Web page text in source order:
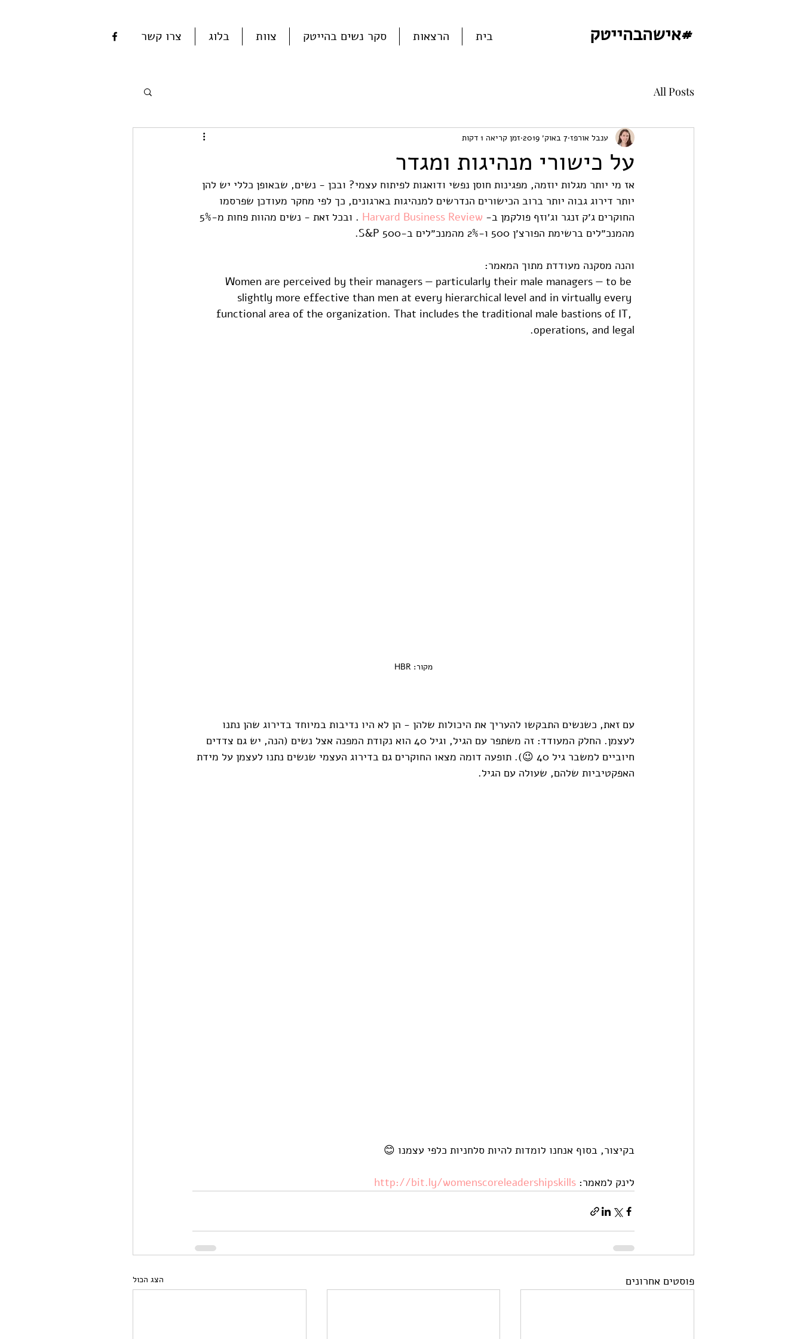
צרו קשר בלוג צוות סקר נשים בהייטק הרצאות בית #אישהבהייטק
All Posts
על כישורי מנהיגות ומגדר
ענבל אורפז 7 באוק׳ 2019 זמן קריאה 1 דקות
אז מי יותר מגלות יוזמה, מפגינות חוסן נפשי ודואגות לפיתוח עצמי? ובכן - נשים, שבאופן כללי יש להן
יותר דירוג גבוה יותר ברוב הכישורים הנדרשים למנהיגות בארגונים, כך לפי מחקר מעודכן שפרסמו
החוקרים ג׳ק זנגר וג׳וזף פולקמן ב- Harvard Business Review
מהמנכ״לים ברשימת הפורצ׳ן 500 ו-2% מהמנכ״לים ב-S&P 500.
והנה מסקנה מעודדת מתוך המאמר:
Women are perceived by their managers — particularly their male managers — to be
slightly more effective than men at every hierarchical level and in virtually every
functional area of the organization. That includes the traditional male bastions of IT,
operations, and legal.
מקור: HBR
עם זאת, כשנשים התבקשו להעריך את היכולות שלהן - הן לא היו נדיבות במיוחד בדירוג שהן נתנו
לעצמן. החלק המעודד: זה משתפר עם הגיל, וגיל 40 הוא נקודת המפנה אצל נשים (הנה, יש גם צדדים
חיוביים למשבר גיל 40 😉). תופעה דומה מצאו החוקרים גם בדירוג העצמי שנשים נתנו לעצמן על מידת
האפקטיביות שלהם, שעולה עם הגיל.
בקיצור, בסוף אנחנו לומדות להיות סלחניות כלפי עצמנו 😊
לינק למאמר: http://bit.ly/womenscoreleadershipskills
פוסטים אחרונים הצג הכול